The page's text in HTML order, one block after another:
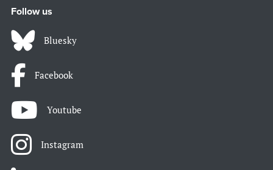
Follow us
Bluesky
Facebook
Youtube
Instagram